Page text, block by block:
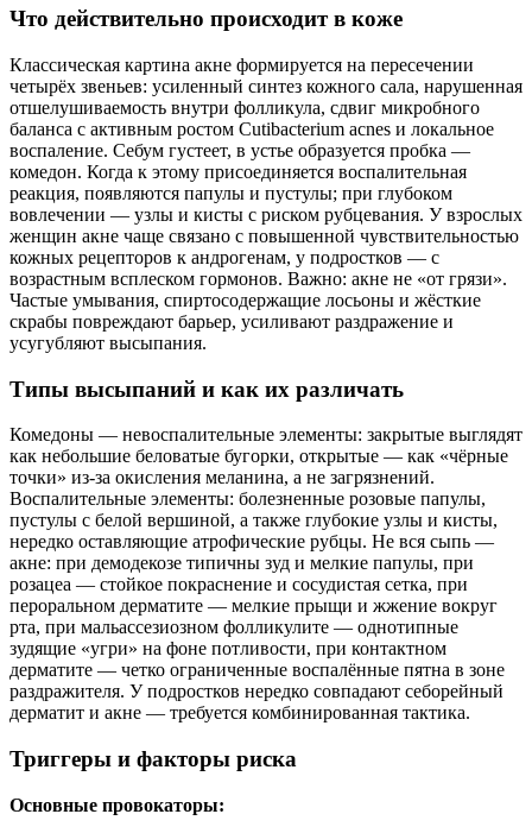
Что действительно происходит в коже
Классическая картина акне формируется на пересечении
четырёх звеньев: усиленный синтез кожного сала, нарушенная
отшелушиваемость внутри фолликула, сдвиг микробного
баланса с активным ростом Cutibacterium acnes и локальное
воспаление. Себум густеет, в устье образуется пробка —
комедон. Когда к этому присоединяется воспалительная
реакция, появляются папулы и пустулы; при глубоком
вовлечении — узлы и кисты с риском рубцевания. У взрослых
женщин акне чаще связано с повышенной чувствительностью
кожных рецепторов к андрогенам, у подростков — с
возрастным всплеском гормонов. Важно: акне не «от грязи».
Частые умывания, спиртосодержащие лосьоны и жёсткие
скрабы повреждают барьер, усиливают раздражение и
усугубляют высыпания.
Типы высыпаний и как их различать
Комедоны — невоспалительные элементы: закрытые выглядят
как небольшие беловатые бугорки, открытые — как «чёрные
точки» из‑за окисления меланина, а не загрязнений.
Воспалительные элементы: болезненные розовые папулы,
пустулы с белой вершиной, а также глубокие узлы и кисты,
нередко оставляющие атрофические рубцы. Не вся сыпь —
акне: при демодекозе типичны зуд и мелкие папулы, при
розацеа — стойкое покраснение и сосудистая сетка, при
пероральном дерматите — мелкие прыщи и жжение вокруг
рта, при мальассезиозном фолликулите — однотипные
зудящие «угри» на фоне потливости, при контактном
дерматите — четко ограниченные воспалённые пятна в зоне
раздражителя. У подростков нередко совпадают себорейный
дерматит и акне — требуется комбинированная тактика.
Триггеры и факторы риска
Основные провокаторы: